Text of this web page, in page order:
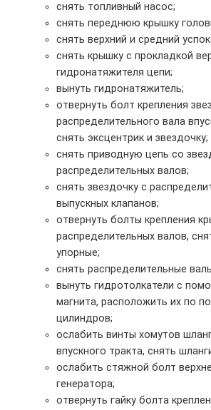
снять топливный насос;
снять переднюю крышку
снять верхний и средний
снять крышку с прокладкой
гидронатяжителя цепи;
вынуть гидронатяжитель;
отвернуть болт крепления
распределительного вала
снять эксцентрик и звездочку;
снять приводную цепь со
распределительных валов;
снять звездочку с
выпускных клапанов;
отвернуть болты крепления
распределительных валов,
упорные;
снять распределительные
вынуть гидротолкатели с
магнита, расположить их по
цилиндров;
ослабить винты хомутов
впускного тракта, снять
ослабить стяжной болт
генератора;
отвернуть гайку болта